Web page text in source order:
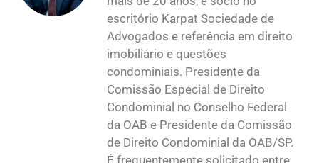
escritório Karpat Sociedade de
Advogados e referência em direito
imobiliário e questões
condominiais. Presidente da
Comissão Especial de Direito
Condominial no Conselho Federal
da OAB e Presidente da Comissão
de Direito Condominial da OAB/SP.
É frequentemente solicitado entre